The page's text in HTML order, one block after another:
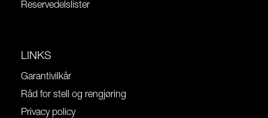
Reservedelslister
LINKS
Garantivilkår
Råd for stell og rengjøring
Privacy policy